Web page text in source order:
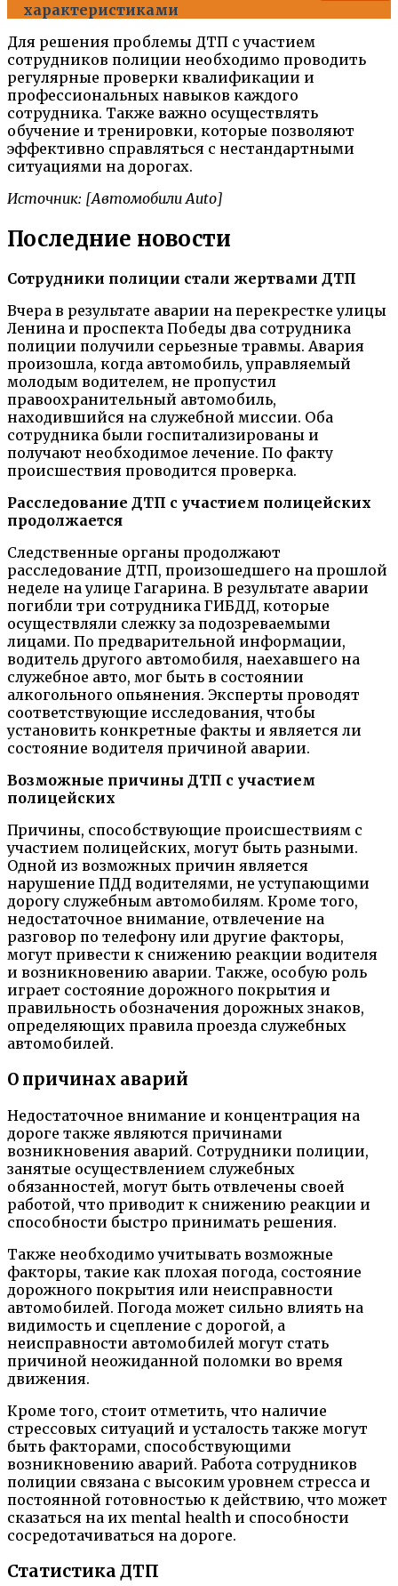
характеристиками
Для решения проблемы ДТП с участием
сотрудников полиции необходимо проводить
регулярные проверки квалификации и
профессиональных навыков каждого
сотрудника. Также важно осуществлять
обучение и тренировки, которые позволяют
эффективно справляться с нестандартными
ситуациями на дорогах.
Источник: [Автомобили Auto]
Последние новости
Сотрудники полиции стали жертвами ДТП
Вчера в результате аварии на перекрестке улицы
Ленина и проспекта Победы два сотрудника
полиции получили серьезные травмы. Авария
произошла, когда автомобиль, управляемый
молодым водителем, не пропустил
правоохранительный автомобиль,
находившийся на служебной миссии. Оба
сотрудника были госпитализированы и
получают необходимое лечение. По факту
происшествия проводится проверка.
Расследование ДТП с участием полицейских
продолжается
Следственные органы продолжают
расследование ДТП, произошедшего на прошлой
неделе на улице Гагарина. В результате аварии
погибли три сотрудника ГИБДД, которые
осуществляли слежку за подозреваемыми
лицами. По предварительной информации,
водитель другого автомобиля, наехавшего на
служебное авто, мог быть в состоянии
алкогольного опьянения. Эксперты проводят
соответствующие исследования, чтобы
установить конкретные факты и является ли
состояние водителя причиной аварии.
Возможные причины ДТП с участием
полицейских
Причины, способствующие происшествиям с
участием полицейских, могут быть разными.
Одной из возможных причин является
нарушение ПДД водителями, не уступающими
дорогу служебным автомобилям. Кроме того,
недостаточное внимание, отвлечение на
разговор по телефону или другие факторы,
могут привести к снижению реакции водителя
и возникновению аварии. Также, особую роль
играет состояние дорожного покрытия и
правильность обозначения дорожных знаков,
определяющих правила проезда служебных
автомобилей.
О причинах аварий
Недостаточное внимание и концентрация на
дороге также являются причинами
возникновения аварий. Сотрудники полиции,
занятые осуществлением служебных
обязанностей, могут быть отвлечены своей
работой, что приводит к снижению реакции и
способности быстро принимать решения.
Также необходимо учитывать возможные
факторы, такие как плохая погода, состояние
дорожного покрытия или неисправности
автомобилей. Погода может сильно влиять на
видимость и сцепление с дорогой, а
неисправности автомобилей могут стать
причиной неожиданной поломки во время
движения.
Кроме того, стоит отметить, что наличие
стрессовых ситуаций и усталость также могут
быть факторами, способствующими
возникновению аварий. Работа сотрудников
полиции связана с высоким уровнем стресса и
постоянной готовностью к действию, что может
сказаться на их mental health и способности
сосредотачиваться на дороге.
Статистика ДТП